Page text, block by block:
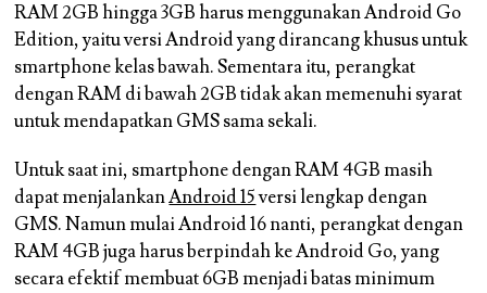
RAM 2GB hingga 3GB harus menggunakan Android Go
Edition, yaitu versi Android yang dirancang khusus untuk
smartphone kelas bawah. Sementara itu, perangkat
dengan RAM di bawah 2GB tidak akan memenuhi syarat
untuk mendapatkan GMS sama sekali.
Untuk saat ini, smartphone dengan RAM 4GB masih
dapat menjalankanAndroid 15versi lengkap dengan
GMS. Namun mulai Android 16 nanti, perangkat dengan
RAM 4GB juga harus berpindah ke Android Go, yang
secara efektif membuat 6GB menjadi batas minimum